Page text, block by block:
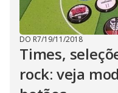
DO R7/19/11/2018
Times,
rock: veja